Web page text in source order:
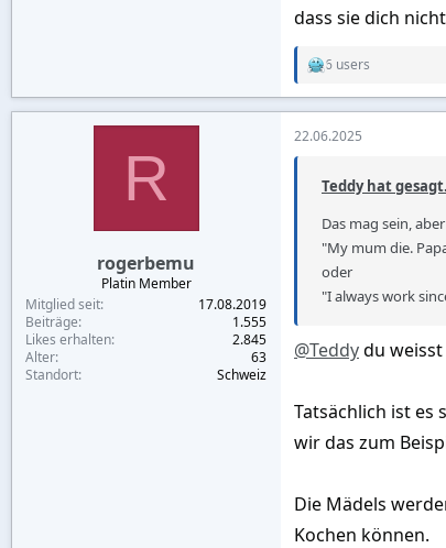
dass sie dich
R
t
6 users
R
rogerbemu
Platin Member
Mitglied seit
17.08.2019
Beiträge
1.555
Likes erhalten
2.845
Alter
63
Standort
Schweiz
22.06.2025
Teddy hat
Das mag sein,
"My mum die.
oder
"I always work
@Teddydu
Tatsächlich ist es
wir das zum
Die Mädels
Kochen können.